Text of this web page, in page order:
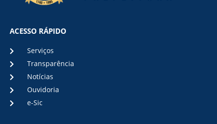
ACESSO RÁPIDO
Serviços
Transparência
Notícias
Ouvidoria
e-Sic